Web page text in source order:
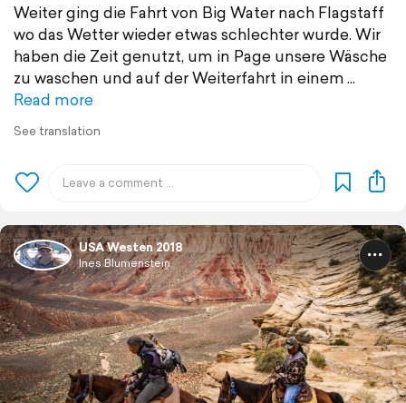
Weiter ging die Fahrt von Big Water nach Flagstaff
wo das Wetter wieder etwas schlechter wurde. Wir
haben die Zeit genutzt, um in Page unsere Wäsche
zu waschen und auf der Weiterfahrt in einem
Read more
See translation
USA Westen 2018
Ines Blumenstein